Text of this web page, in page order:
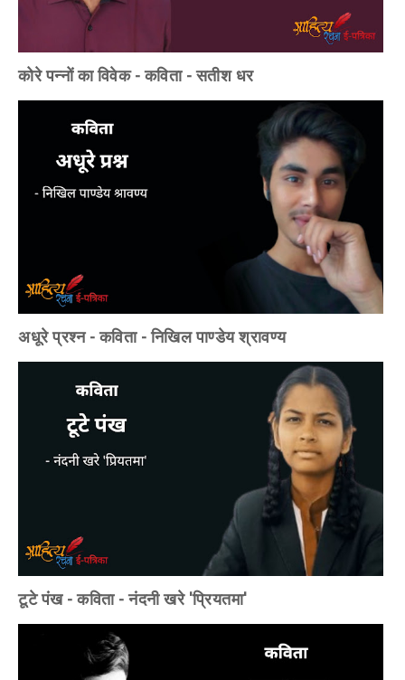
कोरे पन्नों का विवेक - कविता - सतीश धर
अधूरे प्रश्न - कविता - निखिल पाण्डेय श्रावण्य
टूटे पंख - कविता - नंदनी खरे 'प्रियतमा'